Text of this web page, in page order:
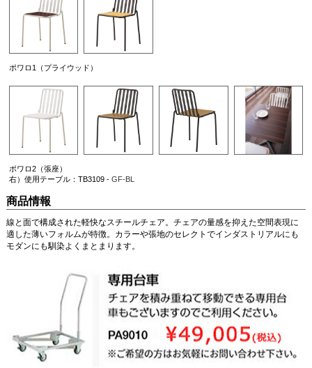
ポワロ1（プライウッド）
ポワロ2（張座）
右）使用テーブル：TB3109 - GF-BL
商品情報
線と面で構成された軽快なスチールチェア。チェアの量感を抑えた空間表現に
適した薄いフォルムが特徴。カラーや張地のセレクトでインダストリアルにも
モダンにも馴染よくまとまります。